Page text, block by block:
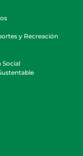
y Recreación
Social